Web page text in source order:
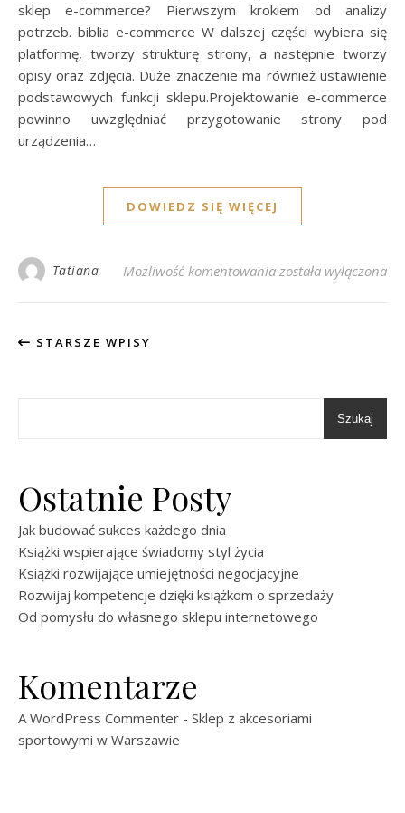
sklep e-commerce? Pierwszym krokiem od analizy
potrzeb. biblia e-commerce W dalszej części wybiera się
platformę, tworzy strukturę strony, a następnie tworzy
opisy oraz zdjęcia. Duże znaczenie ma również ustawienie
podstawowych funkcji sklepu.Projektowanie e-commerce
powinno uwzględniać przygotowanie strony pod
urządzenia…
DOWIEDZ SIĘ WIĘCEJ
Tatiana Możliwość komentowania Biblia e-commerce
została wyłączona
STARSZE WPISY
Szukaj
Ostatnie Posty
Jak budować sukces każdego dnia
Książki wspierające świadomy styl życia
Książki rozwijające umiejętności negocjacyjne
Rozwijaj kompetencje dzięki książkom o sprzedaży
Od pomysłu do własnego sklepu internetowego
Komentarze
A WordPress Commenter - Sklep z akcesoriami
sportowymi w Warszawie